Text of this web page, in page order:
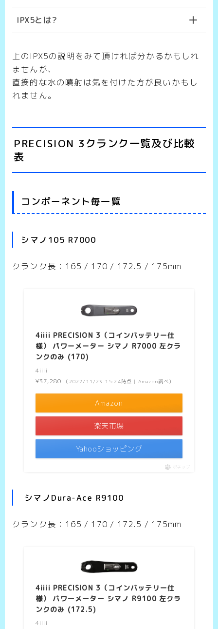
IPX5とは?
上のIPX5の説明をみて頂ければ分かるかもしれ
ませんが、
直接的な水の噴射は気を付けた方が良いかもし
れません。
PRECISION 3クランク一覧及び比較
表
コンポーネント毎一覧
シマノ105 R7000
クランク長：165 / 170 / 172.5 / 175mm
4iiii PRECISION 3（コインバッテリー仕
様） パワーメーター シマノ R7000 左クラ
ンクのみ (170)
4iiii
¥37,280
（2022/11/23 15:24時点 | Amazon調べ）
Amazon
楽天市場
Yahooショッピング
ポチップ
シマノDura-Ace R9100
クランク長：165 / 170 / 172.5 / 175mm
4iiii PRECISION 3（コインバッテリー仕
様） パワーメーター シマノ R9100 左クラ
ンクのみ (172.5)
4iiii